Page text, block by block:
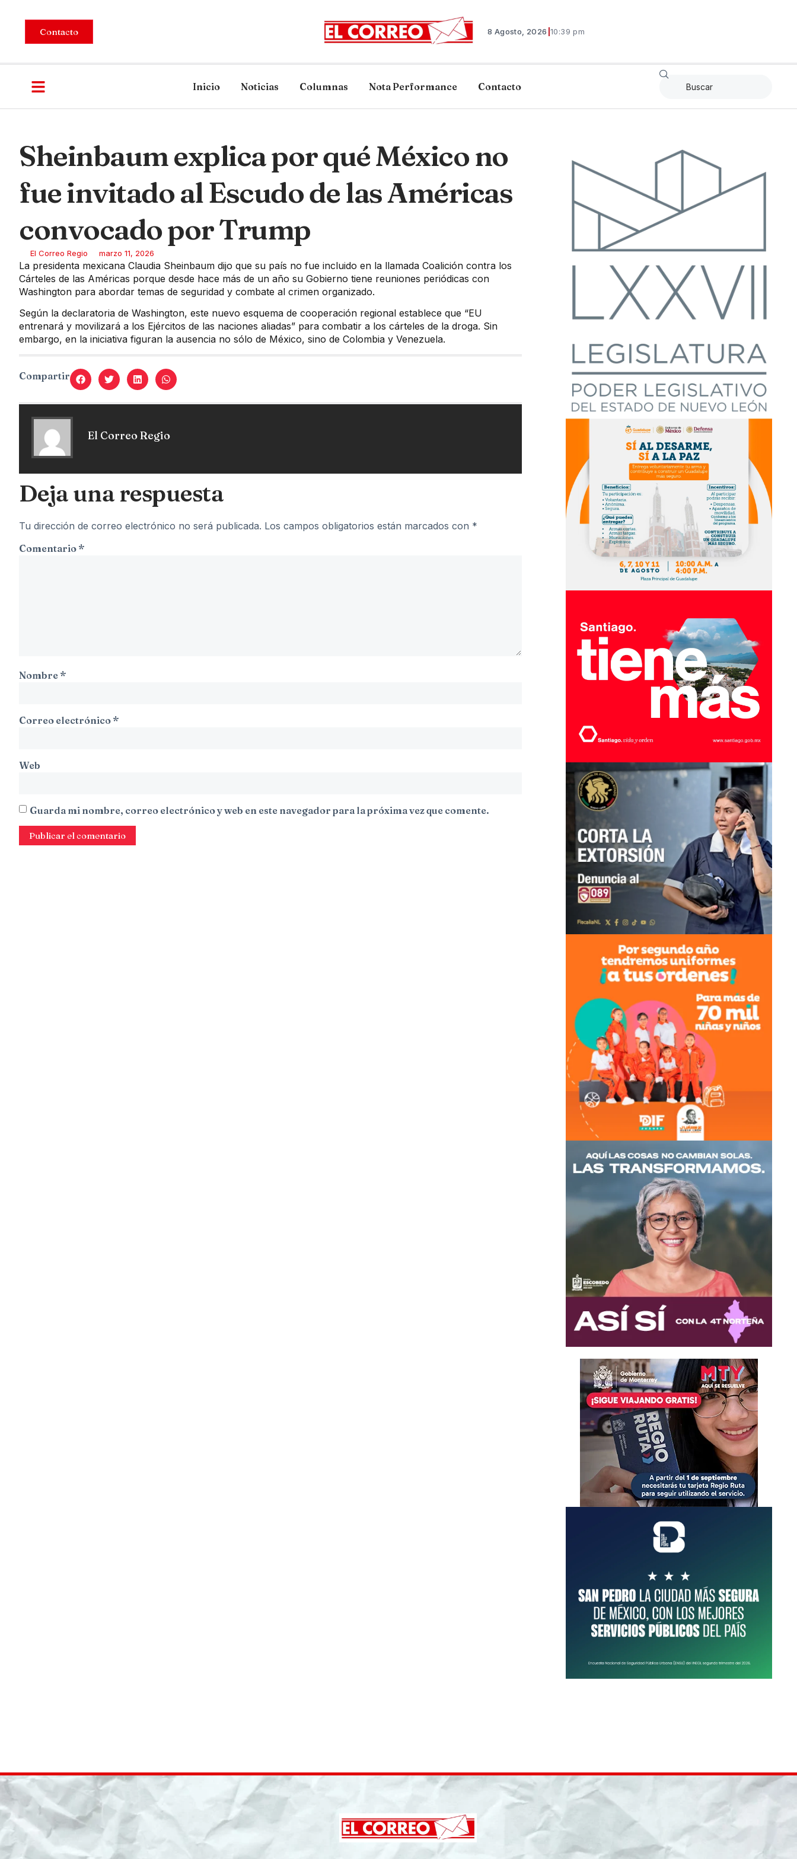
Contacto 8 Agosto, 2026 |10:39 pm
Inicio Noticias Columnas Nota Performance Contacto
Sheinbaum explica por qué México no
fue invitado al Escudo de las Américas
convocado por Trump
El Correo Regio marzo 11, 2026
La presidenta mexicana Claudia Sheinbaum dijo que su país no fue incluido en la llamada Coalición contra los
Cárteles de las Américas porque desde hace más de un año su Gobierno tiene reuniones periódicas con
Washington para abordar temas de seguridad y combate al crimen organizado.
Según la declaratoria de Washington, este nuevo esquema de cooperación regional establece que “EU
entrenará y movilizará a los Ejércitos de las naciones aliadas” para combatir a los cárteles de la droga. Sin
embargo, en la iniciativa figuran la ausencia no sólo de México, sino de Colombia y Venezuela.
Compartir
El Correo Regio
Deja una respuesta
Tu dirección de correo electrónico no será publicada. Los campos obligatorios están marcados con *
Comentario *
Nombre *
Correo electrónico *
Web
Guarda mi nombre, correo electrónico y web en este navegador para la próxima vez que comente.